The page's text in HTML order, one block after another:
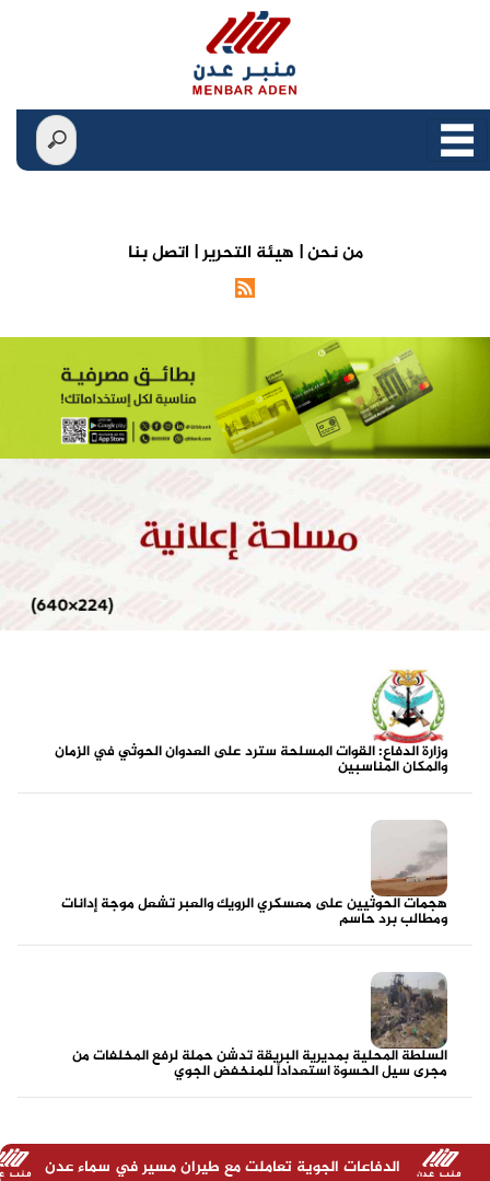
من نحن | هيئة التحرير | اتصل بنا
وزارة الدفاع: القوات المسلحة سترد على العدوان الحوثي في الزمان
والمكان المناسبين
هجمات الحوثيين على معسكري الرويك والعبر تشعل موجة إدانات
ومطالب برد حاسم
السلطة المحلية بمديرية البريقة تدشن حملة لرفع المخلفات من
مجرى سيل الحسوة استعداداً للمنخفض الجوي
الجوية تعاملت مع طيران مسير في سماء عدن تصريح هام